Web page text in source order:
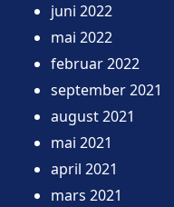
juni 2022
mai 2022
februar 2022
september 2021
august 2021
mai 2021
april 2021
mars 2021